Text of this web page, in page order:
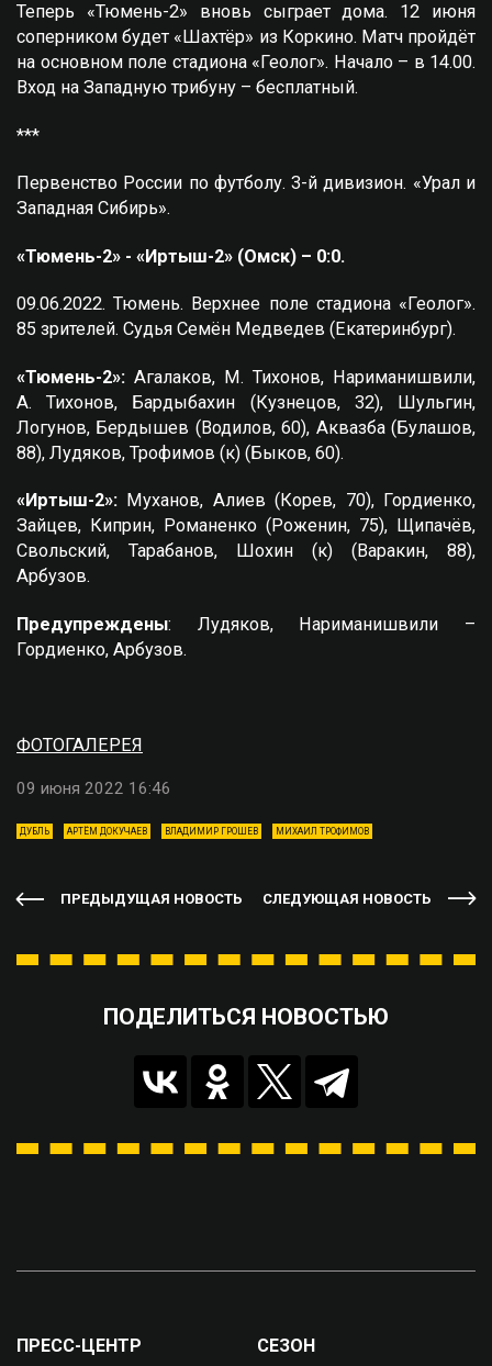
Теперь «Тюмень-2» вновь сыграет дома. 12 июня
соперником будет «Шахтёр» из Коркино. Матч пройдёт
на основном поле стадиона «Геолог». Начало – в 14.00.
Вход на Западную трибуну – бесплатный.
***
Первенство России по футболу. 3-й дивизион. «Урал и
Западная Сибирь».
«Тюмень-2» - «Иртыш-2» (Омск) – 0:0.
09.06.2022. Тюмень. Верхнее поле стадиона «Геолог».
85 зрителей. Судья Семён Медведев (Екатеринбург).
«Тюмень-2»: Агалаков, М. Тихонов, Нариманишвили,
А. Тихонов, Бардыбахин (Кузнецов, 32), Шульгин,
Логунов, Бердышев (Водилов, 60), Аквазба (Булашов,
88), Лудяков, Трофимов (к) (Быков, 60).
«Иртыш-2»: Муханов, Алиев (Корев, 70), Гордиенко,
Зайцев, Киприн, Романенко (Роженин, 75), Щипачёв,
Свольский, Тарабанов, Шохин (к) (Варакин, 88),
Арбузов.
Предупреждены: Лудяков, Нариманишвили –
Гордиенко, Арбузов.
ФОТОГАЛЕРЕЯ
09 июня 2022 16:46
ДУБЛЬ АРТЁМ ДОКУЧАЕВ ВЛАДИМИР ГРОШЕВ МИХАИЛ ТРОФИМОВ
ПРЕДЫДУЩАЯ НОВОСТЬ СЛЕДУЮЩАЯ НОВОСТЬ
ПОДЕЛИТЬСЯ НОВОСТЬЮ
ПРЕСС-ЦЕНТР СЕЗОН